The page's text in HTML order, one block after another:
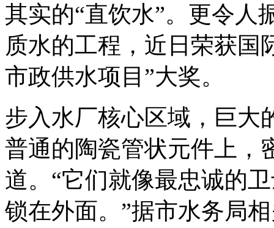
其实的“直饮水”。更令人
质水的工程，近日荣获国
市政供水项目”大奖。
步入水厂核心区域，巨大
普通的陶瓷管状元件上，
道。“它们就像最忠诚的
锁在外面。”据市水务局